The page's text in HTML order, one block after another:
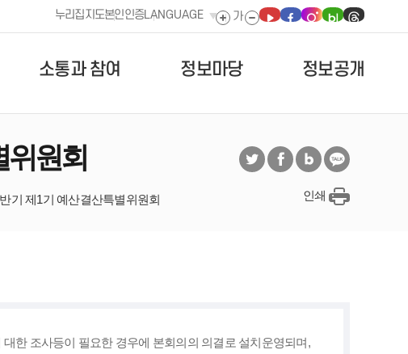
누리집지도본인인증LANGUAGE
소통과 참여 정보마당 정보공개
위원회
기 제1기 예산결산특별위원회 인쇄
한 조사등이 필요한 경우에 본회의의 의결로 설치운영되며,